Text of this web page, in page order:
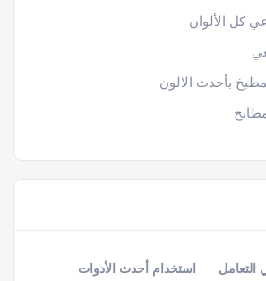
كل الألوان
بأحدث الالون
التعامل استخدام أحدث الأدوات